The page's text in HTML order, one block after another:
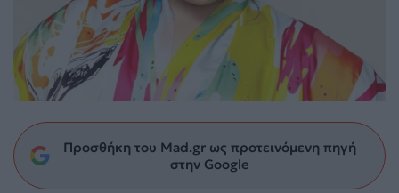
Προσθήκη του Mad.gr ως προτεινόμενη πηγή
στην Google